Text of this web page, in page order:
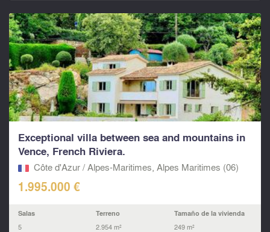
Exceptional villa between sea and mountains in
Vence, French Riviera.
Côte d'Azur / Alpes-Maritimes, Alpes Maritimes (06)
1.995.000 €
Salas
5
Terreno
2.954 m²
Tamaño de la vivienda
249 m²